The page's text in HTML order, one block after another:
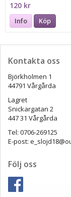
120 kr
Info Köp
Kontakta oss
Björkholmen 1
44791 Vårgårda
Lagret
Snickargatan 2
447 31 Vårgårda
Tel: 0706-269125
E-post:
Följ oss